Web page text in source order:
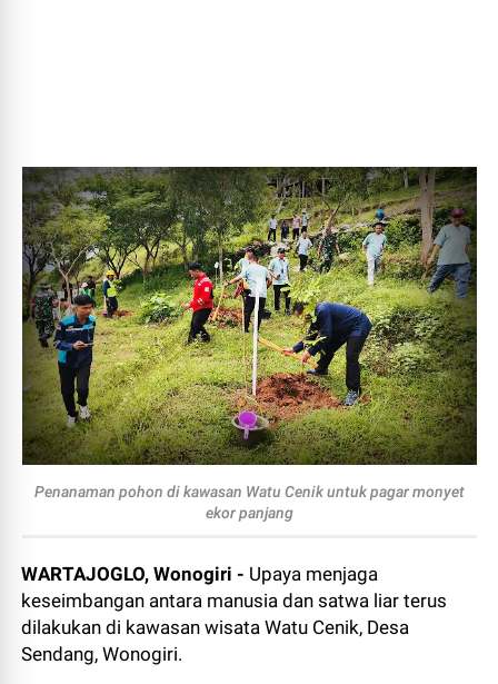
Penanaman pohon di kawasan Watu Cenik untuk pagar monyet
ekor panjang
WARTAJOGLO, Wonogiri - Upaya menjaga
keseimbangan antara manusia dan satwa liar terus
dilakukan di kawasan wisata Watu Cenik, Desa
Sendang, Wonogiri.